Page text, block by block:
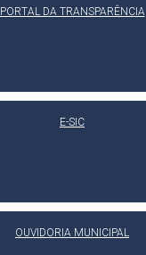
PORTAL DA TRANSPARÊNCIA
E-SIC
OUVIDORIA MUNICIPAL